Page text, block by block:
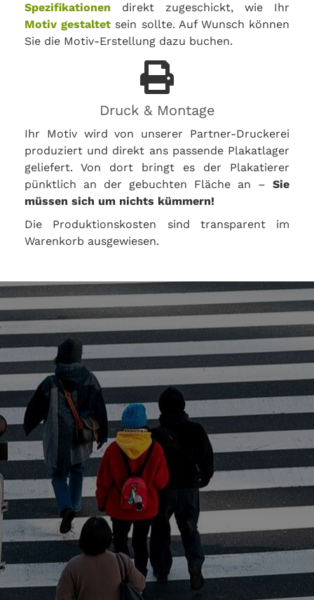
Spezifikationen direkt zugeschickt, wie Ihr
Motiv gestaltet sein sollte. Auf Wunsch können
Sie die Motiv-Erstellung dazu buchen.
Druck & Montage
Ihr Motiv wird von unserer Partner-Druckerei
produziert und direkt ans passende Plakatlager
geliefert. Von dort bringt es der Plakatierer
pünktlich an der gebuchten Fläche an – Sie
müssen sich um nichts kümmern!
Die Produktionskosten sind transparent im
Warenkorb ausgewiesen.